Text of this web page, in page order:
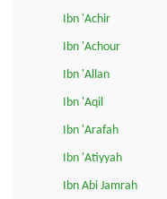
Ibn 'Achir
Ibn 'Achour
Ibn 'Allan
Ibn 'Aqil
Ibn 'Arafah
Ibn 'Atiyyah
Ibn Abi Jamrah